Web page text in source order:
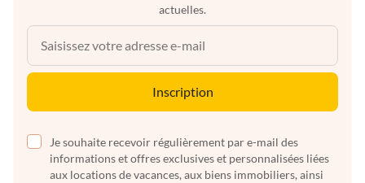
actuelles.
Inscription
Je souhaite recevoir régulièrement par e-mail des
informations et offres exclusives et personnalisées liées
aux locations de vacances, aux biens immobiliers, ainsi